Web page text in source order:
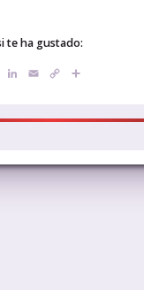
te ha gustado:
WhatsApp
LinkedIn
EmailCopy